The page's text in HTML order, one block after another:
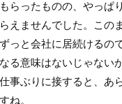
らったものの、やっぱ
えませんでした。この
っと会社に居続けるの
る意味はないじゃない
事ぶりに接すると、あ
ね。